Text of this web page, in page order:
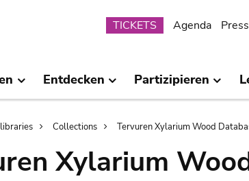
Submenu
TICKETS Agenda
Entdecken Partizipieren
Collections Tervuren Xylarium Wood
Xylarium